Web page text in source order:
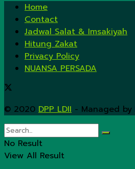
Home
Contact
Jadwal Salat & Imsakiyah
Hitung Zakat
Privacy Policy
NUANSA PERSADA
© 2020 DPP LDII - Managed by
No Result
View All Result